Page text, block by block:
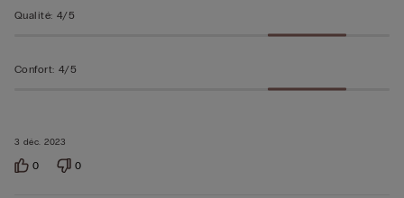
3 déc. 2023
Qualité: 4/5
Confort: 4/5
0 0